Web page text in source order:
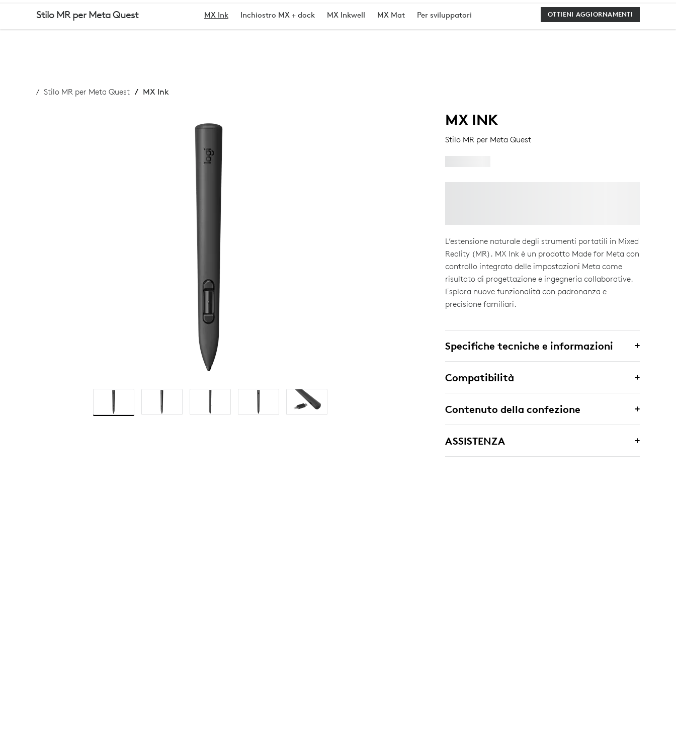
STILO
INK
Stilo MR per Meta Quest MX Ink Inchiostro MX + dock MX Inkwell MX Mat Per sviluppatori OTTIENI AGGIORNAMENTI
Stilo MR per Meta Quest MX Ink
MX INK
Stilo MR per Meta Quest
L’estensione naturale degli strumenti portatili in Mixed
Reality (MR). MX Ink è un prodotto Made for Meta con
controllo integrato delle impostazioni Meta come
risultato di progettazione e ingegneria collaborative.
Esplora nuove funzionalità con padronanza e
precisione familiari.
Specifiche tecniche e informazioni
Compatibilità
Contenuto della confezione
ASSISTENZA